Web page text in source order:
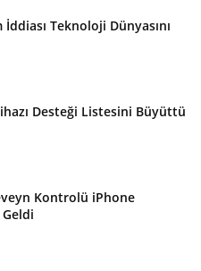
Teknoloji Dünyasını
Desteği Listesini Büyüttü
Kontrolü iPhone
Geldi